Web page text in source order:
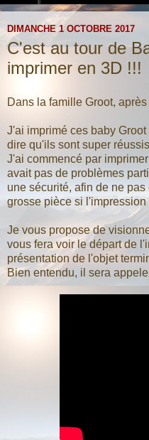
DIMANCHE 1 OCTOBRE 2017
C'est au tour de
imprimer en 3D !!!
Dans la famille Groot,
J'ai imprimé ces baby
dire qu'ils sont super
J'ai commencé par
avait pas de problèmes
une sécurité, afin de ne
grosse pièce si
Je vous propose de
vous fera voir le départ de
présentation de l'objet
Bien entendu, il sera